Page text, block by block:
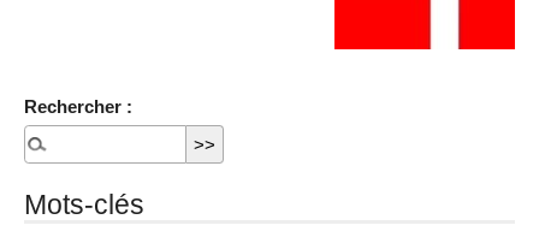
Rechercher :
Mots-clés